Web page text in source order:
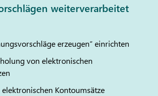
weiterverarbeitet
erzeugen“ einrichten
von elektronischen
Kontoumsätze